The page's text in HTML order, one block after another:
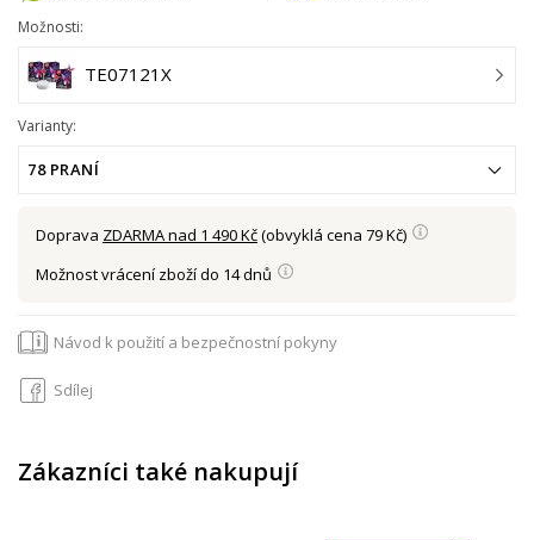
Možnosti:
TE07121X
Varianty:
78 PRANÍ
Doprava ZDARMA nad 1 490 Kč(obvyklá cena 79 Kč)
Možnost vrácení zboží do 14 dnů
Návod k použití a bezpečnostní pokyny
Sdílej
Zákazníci také nakupují